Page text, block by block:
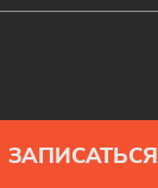
ЗАПИСАТЬСЯ